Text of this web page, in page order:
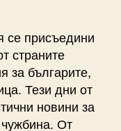
се присъедини
страните
за българите,
Тези дни от
новини за
чужбина. От